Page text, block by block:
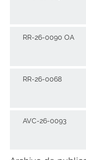
RR-26-0090 OA
RR-26-0068
AVC-26-0093